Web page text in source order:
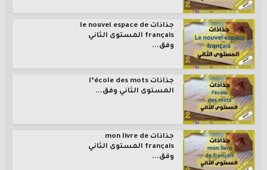
جذاذات le nouvel espace de
français المستوى الثاني
وفق...
جذاذات l’école des mots
المستوى الثاني وفق...
جذاذات mon livre de
français المستوى الثاني
وفق...